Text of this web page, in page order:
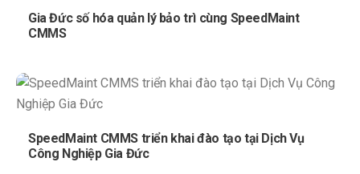
Gia Đức số hóa quản lý bảo trì cùng SpeedMaint
CMMS
SpeedMaint CMMS triển khai đào tạo tại Dịch Vụ
Công Nghiệp Gia Đức